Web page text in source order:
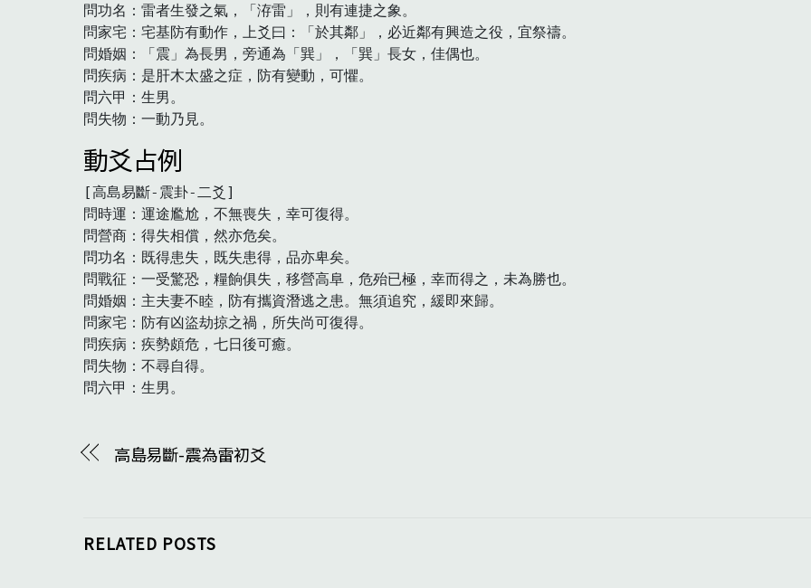
問功名：雷者生發之氣，「洊雷」，則有連捷之象。
問家宅：宅基防有動作，上爻曰：「於其鄰」，必近鄰有興造之役，宜祭禱。
問婚姻：「震」為長男，旁通為「巽」，「巽」長女，佳偶也。
問疾病：是肝木太盛之症，防有變動，可懼。
問六甲：生男。
問失物：一動乃見。
動爻占例
[高島易斷-震卦-二爻]
問時運：運途尷尬，不無喪失，幸可復得。
問營商：得失相償，然亦危矣。
問功名：既得患失，既失患得，品亦卑矣。
問戰征：一受驚恐，糧餉俱失，移營高阜，危殆已極，幸而得之，未為勝也。
問婚姻：主夫妻不睦，防有攜資潛逃之患。無須追究，緩即來歸。
問家宅：防有凶盜劫掠之禍，所失尚可復得。
問疾病：疾勢頗危，七日後可癒。
問失物：不尋自得。
問六甲：生男。
高島易斷-震為雷初爻
RELATED POSTS